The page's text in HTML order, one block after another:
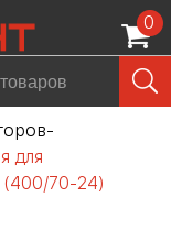
0
для
(400/70-24)